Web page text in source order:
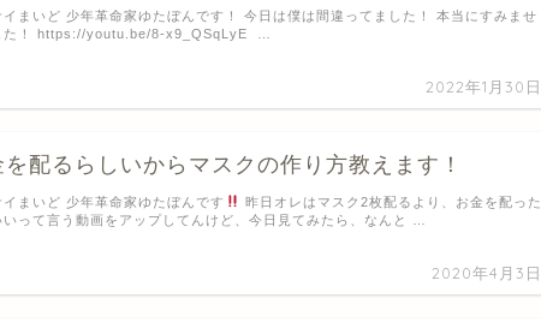
2022年1月30日
イまいど 少年革命家ゆたぼんです！ 今日は僕は間違ってました！ 本当にすみませ
た！ https://youtu.be/8-x9_QSqLyE …
を配るらしいからマスクの作り方教えます！
2020年4月3日
イまいど 少年革命家ゆたぼんです
昨日オレはマスク2枚配るより、お金を配った
いって言う動画をアップしてんけど、今日見てみたら、なんと …